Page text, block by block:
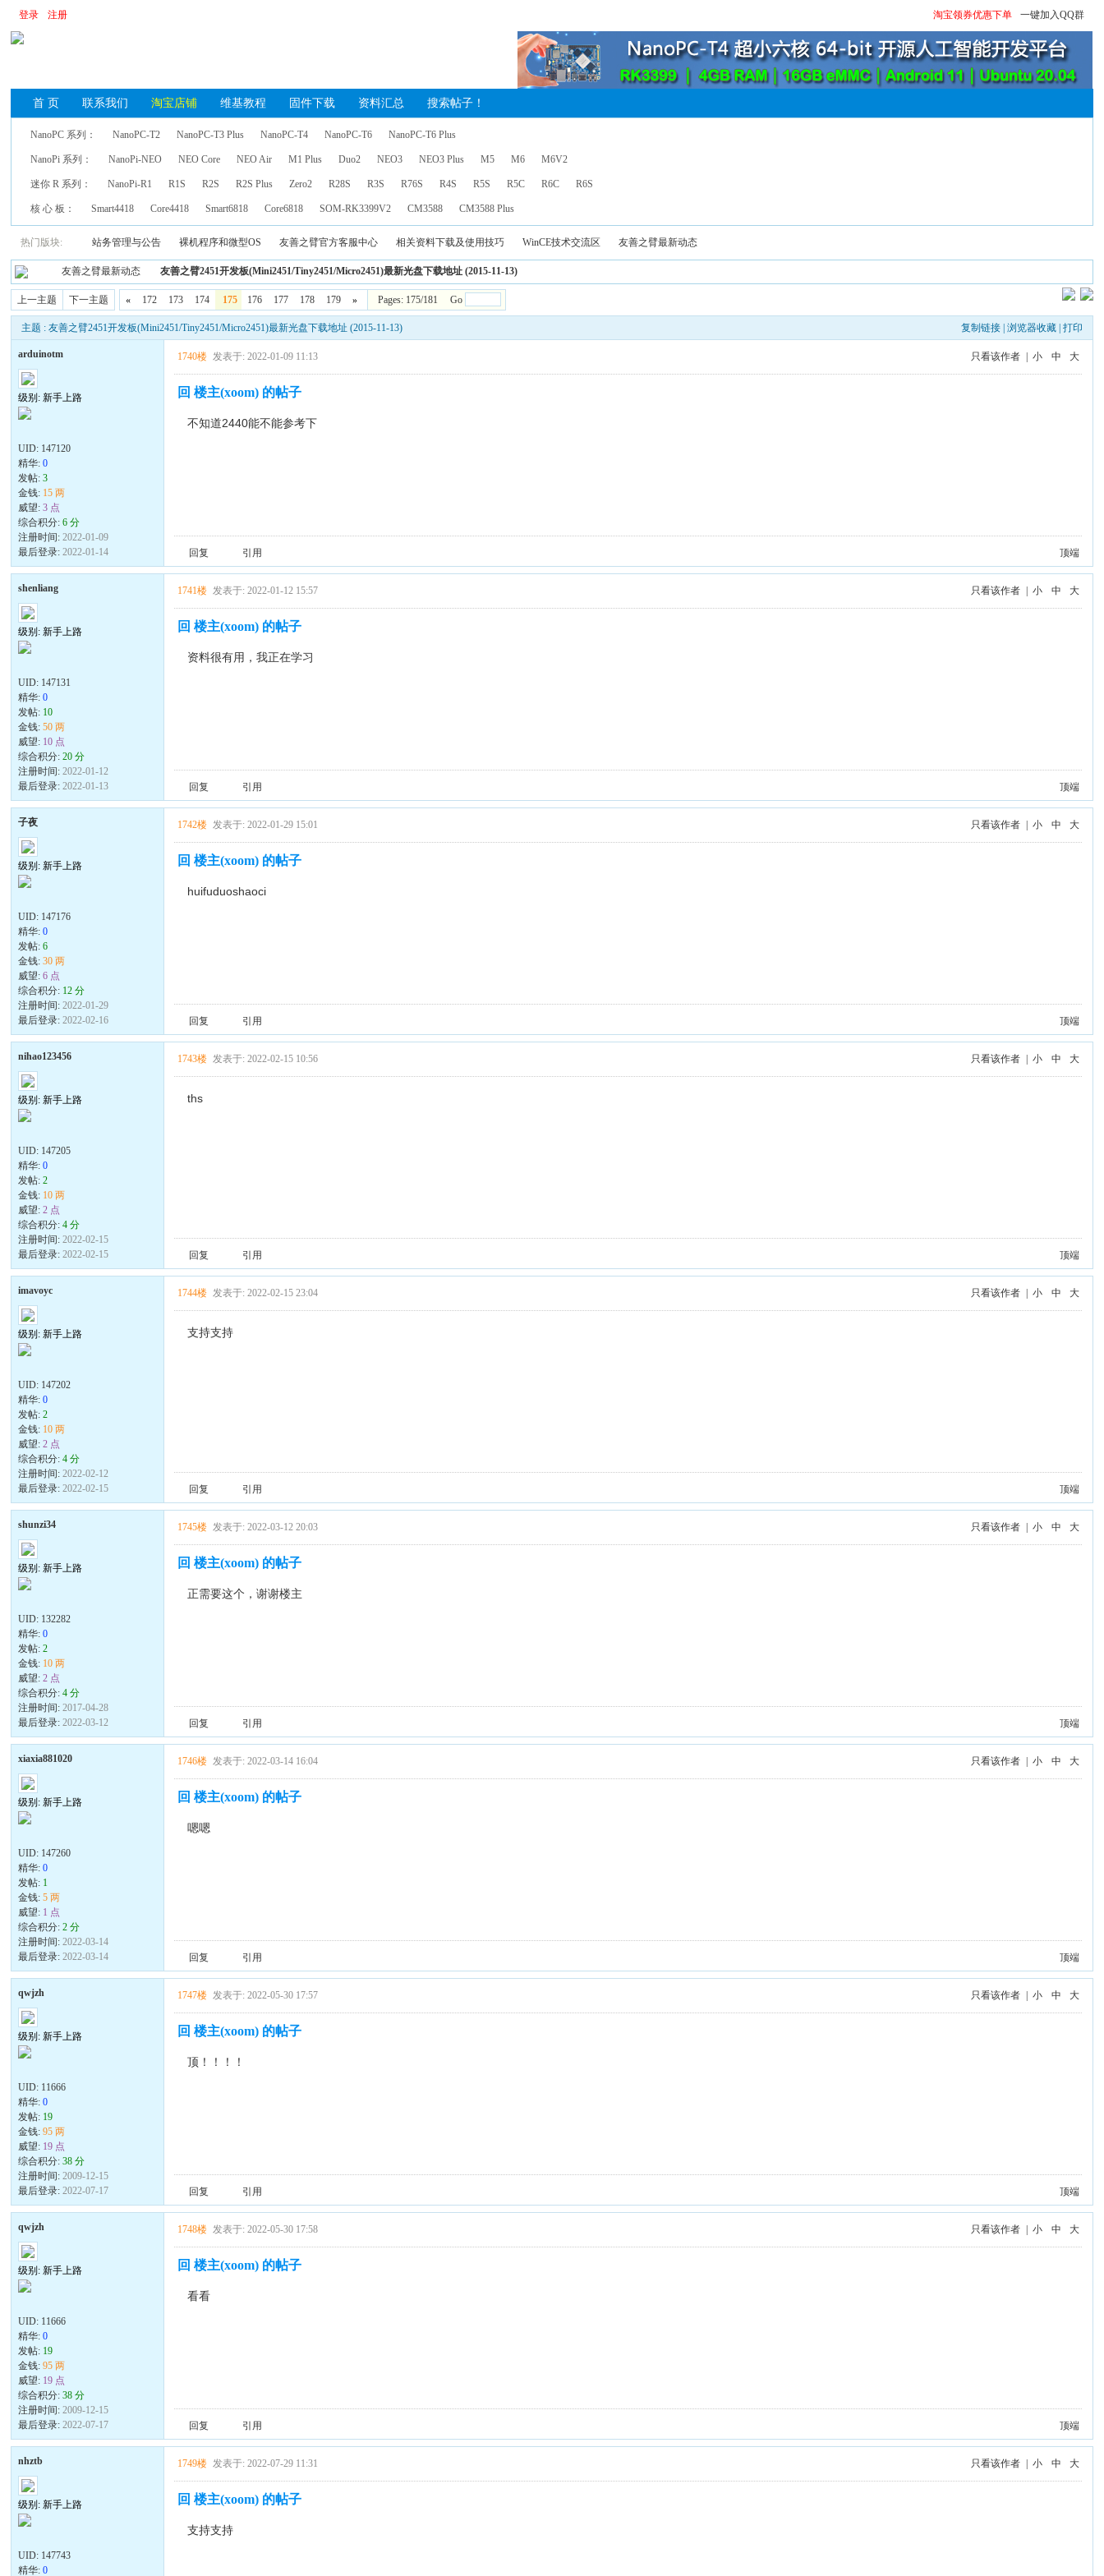
登录 注册 淘宝领券优惠下单 一键加入QQ群
首 页 联系我们 淘宝店铺 维基教程 固件下载 资料汇总 搜索帖子！
NanoPC 系列： NanoPC-T2 NanoPC-T3 Plus NanoPC-T4 NanoPC-T6 NanoPC-T6 Plus
NanoPi 系列： NanoPi-NEO NEO Core NEO Air M1 Plus Duo2 NEO3 NEO3 Plus M5 M6 M6V2
迷你 R 系列： NanoPi-R1 R1S R2S R2S Plus Zero2 R28S R3S R76S R4S R5S R5C R6C R6S
核 心 板： Smart4418 Core4418 Smart6818 Core6818 SOM-RK3399V2 CM3588 CM3588 Plus
热门版块: 站务管理与公告 裸机程序和微型OS 友善之臂官方客服中心 相关资料下载及使用技巧 WinCE技术交流区 友善之臂最新动态
友善之臂最新动态 友善之臂2451开发板(Mini2451/Tiny2451/Micro2451)最新光盘下载地址 (2015-11-13)
上一主题 下一主题 « 172 173 174 175 176 177 178 179 » Pages: 175/181 Go
主题 : 友善之臂2451开发板(Mini2451/Tiny2451/Micro2451)最新光盘下载地址 (2015-11-13) 复制链接| 浏览器收藏| 打印
arduinotm
级别: 新手上路
UID: 147120
精华:0
发帖:3
金钱: 15 两
威望:3 点
综合积分:6 分
注册时间:2022-01-09
最后登录:2022-01-14
1740楼 发表于: 2022-01-09 11:13 只看该作者 小 中 大
回 楼主(xoom) 的帖子
不知道2440能不能参考下
顶端
回复 引用
shenliang
级别: 新手上路
UID: 147131
精华:0
发帖: 10
金钱:50 两
威望: 10 点
综合积分:20 分
注册时间:2022-01-12
最后登录:2022-01-13
1741楼 发表于: 2022-01-12 15:57 只看该作者 小 中 大
回 楼主(xoom) 的帖子
资料很有用，我正在学习
顶端
回复 引用
子夜
级别: 新手上路
UID: 147176
精华:0
发帖:6
金钱:30 两
威望:6 点
综合积分: 12 分
注册时间:2022-01-29
最后登录:2022-02-16
1742楼 发表于: 2022-01-29 15:01 只看该作者 小 中 大
回 楼主(xoom) 的帖子
huifuduoshaoci
顶端
回复 引用
nihao123456
级别: 新手上路
UID: 147205
精华:0
发帖:2
金钱: 10 两
威望:2 点
综合积分:4 分
注册时间:2022-02-15
最后登录:2022-02-15
1743楼 发表于: 2022-02-15 10:56 只看该作者 小 中 大
ths
顶端
回复 引用
imavoyc
级别: 新手上路
UID: 147202
精华:0
发帖:2
金钱: 10 两
威望:2 点
综合积分:4 分
注册时间:2022-02-12
最后登录:2022-02-15
1744楼 发表于: 2022-02-15 23:04 只看该作者 小 中 大
支持支持
顶端
回复 引用
shunzi34
级别: 新手上路
UID: 132282
精华:0
发帖:2
金钱: 10 两
威望:2 点
综合积分:4 分
注册时间:2017-04-28
最后登录:2022-03-12
1745楼 发表于: 2022-03-12 20:03 只看该作者 小 中 大
回 楼主(xoom) 的帖子
正需要这个，谢谢楼主
顶端
回复 引用
xiaxia881020
级别: 新手上路
UID: 147260
精华:0
发帖: 1
金钱:5 两
威望: 1 点
综合积分:2 分
注册时间:2022-03-14
最后登录:2022-03-14
1746楼 发表于: 2022-03-14 16:04 只看该作者 小 中 大
回 楼主(xoom) 的帖子
嗯嗯
顶端
回复 引用
qwjzh
级别: 新手上路
UID: 11666
精华:0
发帖: 19
金钱:95 两
威望: 19 点
综合积分:38 分
注册时间:2009-12-15
最后登录:2022-07-17
1747楼 发表于: 2022-05-30 17:57 只看该作者 小 中 大
回 楼主(xoom) 的帖子
顶！！！！
顶端
回复 引用
qwjzh
级别: 新手上路
UID: 11666
精华:0
发帖: 19
金钱:95 两
威望: 19 点
综合积分:38 分
注册时间:2009-12-15
最后登录:2022-07-17
1748楼 发表于: 2022-05-30 17:58 只看该作者 小 中 大
回 楼主(xoom) 的帖子
看看
顶端
回复 引用
nhztb
级别: 新手上路
UID: 147743
精华:0
1749楼 发表于: 2022-07-29 11:31 只看该作者 小 中 大
回 楼主(xoom) 的帖子
支持支持